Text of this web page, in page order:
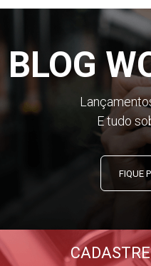
BLOG
E tudo
FIQUE